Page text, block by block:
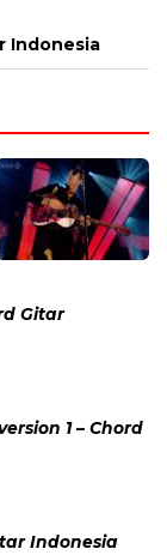
Indonesia
Gitar
1 – Chord
Indonesia